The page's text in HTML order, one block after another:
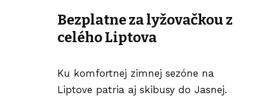
Bezplatne za lyžovačkou z
celého Liptova
Ku komfortnej zimnej sezóne na
Liptove patria aj skibusy do Jasnej.